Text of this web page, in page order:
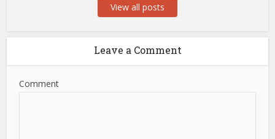
View all posts
Leave a Comment
Comment